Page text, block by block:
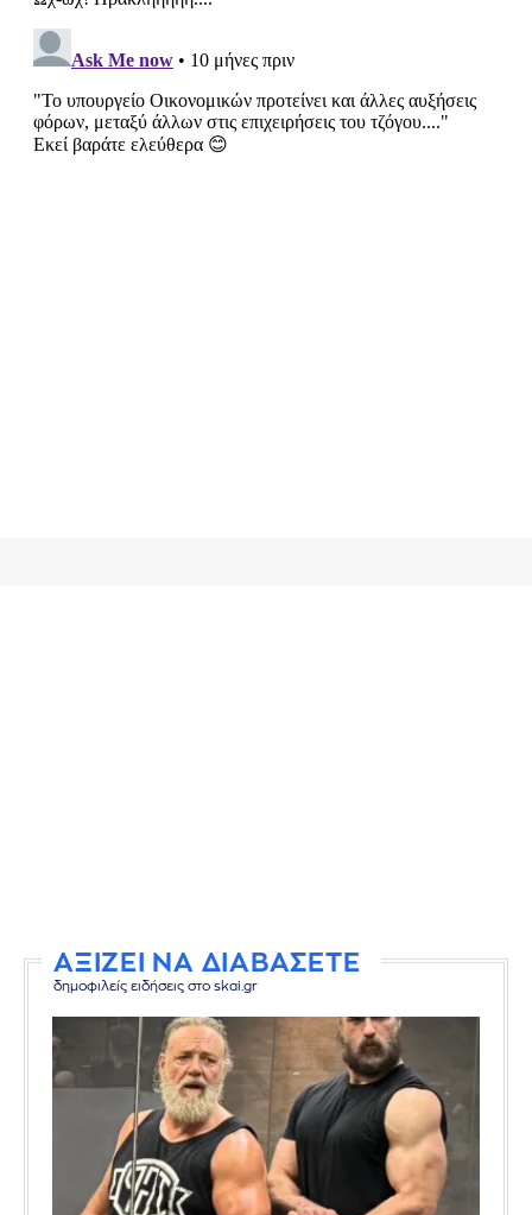
ΑΞΙΖΕΙ ΝΑ ΔΙΑΒΑΣΕΤΕ
δημοφιλείς ειδήσεις στο skai.gr